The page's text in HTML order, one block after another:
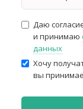
Даю
и принимаю
данных
Хочу
вы